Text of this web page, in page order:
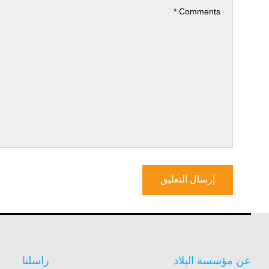
عن مؤسسة البلاد راسلنا